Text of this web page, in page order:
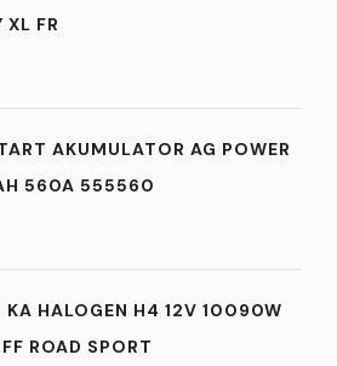
XL FR
AKUMULATOR AG POWER
560A 555560
KA HALOGEN H4 12V 10090W
ROAD SPORT